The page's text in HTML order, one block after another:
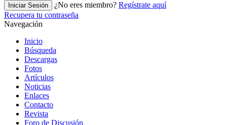
Iniciar Sesión ¿No eres miembro? Regístrate aquí
Recupera tu contraseña
Navegación
Inicio
Búsqueda
Descargas
Fotos
Artículos
Noticias
Enlaces
Contacto
Revista
Foro de Discusión